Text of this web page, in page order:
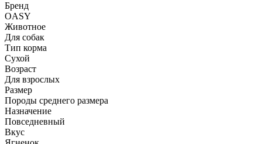
Бренд
OASY
Животное
Для собак
Тип корма
Сухой
Возраст
Для взрослых
Размер
Породы среднего размера
Назначение
Повседневный
Вкус